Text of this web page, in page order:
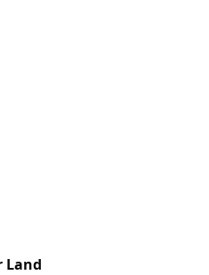
Land